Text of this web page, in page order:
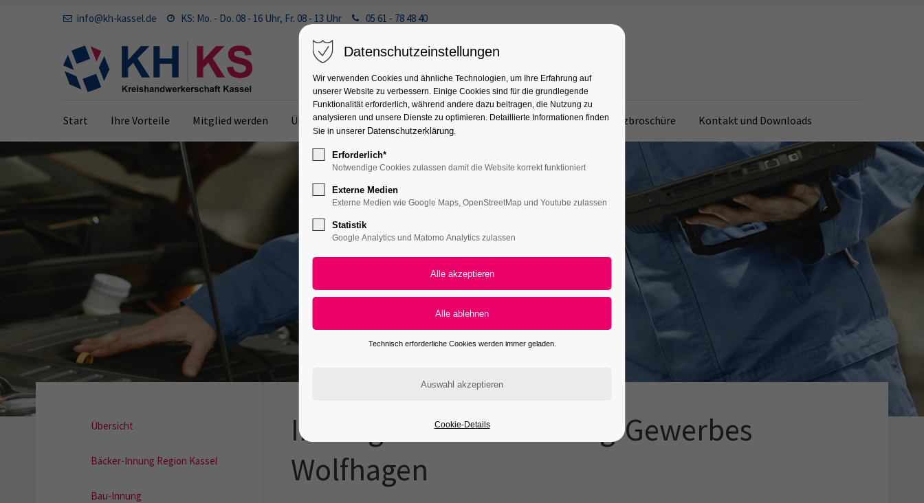
info@kh-kassel.de KS: Mo. - Do. 08 - 16 Uhr, Fr. 08 - 13 Uhr 05 61 - 78 48 40
Start Ihre Vorteile Mitglied werden Über uns Innungen Aktuelles ePaper Ausbildungsplatzbroschüre Kontakt und Downloads
Innung des Kraftfahrzeug-Gewerbes
Wolfhagen
Übersicht
Bäcker-Innung Region Kassel
Bau-Innung
Datenschutzeinstellungen
Wir verwenden Cookies und ähnliche Technologien, um Ihre Erfahrung auf
unserer Website zu verbessern. Einige Cookies sind für die grundlegende
Funktionalität erforderlich, während andere dazu beitragen, die Nutzung zu
analysieren und unsere Dienste zu optimieren. Detaillierte Informationen finden
Sie in unserer Datenschutzerklärung.
Erforderlich*
Notwendige Cookies zulassen damit die Website korrekt funktioniert
Externe Medien
Externe Medien wie Google Maps, OpenStreetMap und Youtube zulassen
Statistik
Google Analytics und Matomo Analytics zulassen
Technisch erforderliche Cookies werden immer geladen.
Cookie-Details